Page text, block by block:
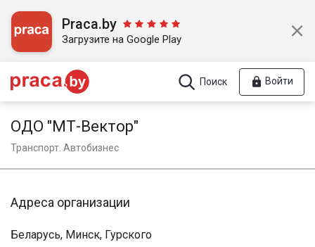
Praca.by
Загрузите на Google Play
Поиск Войти
ОДО "МТ-Вектор"
Транспорт. Автобизнес
Адреса организации
Беларусь, Минск, Гурского